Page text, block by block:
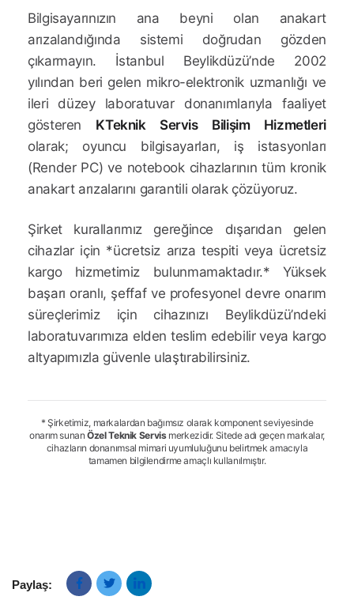
Bilgisayarınızın ana beyni olan anakart
arızalandığında sistemi doğrudan gözden
çıkarmayın. İstanbul Beylikdüzü’nde 2002
yılından beri gelen mikro-elektronik uzmanlığı ve
ileri düzey laboratuvar donanımlarıyla faaliyet
gösteren KTeknik Servis Bilişim Hizmetleri
olarak; oyuncu bilgisayarları, iş istasyonları
(Render PC) ve notebook cihazlarının tüm kronik
anakart arızalarını garantili olarak çözüyoruz.
Şirket kurallarımız gereğince dışarıdan gelen
cihazlar için *ücretsiz arıza tespiti veya ücretsiz
kargo hizmetimiz bulunmamaktadır.* Yüksek
başarı oranlı, şeffaf ve profesyonel devre onarım
süreçlerimiz için cihazınızı Beylikdüzü’ndeki
laboratuvarımıza elden teslim edebilir veya kargo
altyapımızla güvenle ulaştırabilirsiniz.
* Şirketimiz, markalardan bağımsız olarak komponent seviyesinde
onarım sunanÖzel Teknik Servismerkezidir. Sitede adı geçen markalar,
cihazların donanımsal mimari uyumluluğunu belirtmek amacıyla
tamamen bilgilendirme amaçlı kullanılmıştır.
Paylaş: